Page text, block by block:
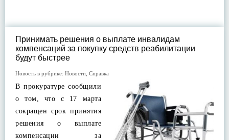
Принимать решения о выплате инвалидам
компенсаций за покупку средств реабилитации
будут быстрее
Новость в рубрике: Новости Справка
В прокуратуре сообщили
о том, что с 17 марта
сокращен срок принятия
решения о выплате
компенсации за